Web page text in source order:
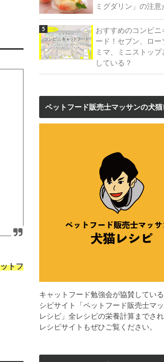
トフ
ミグダリン」の注意
おすすめのコンビニ
ード！セブン、ロー
ミマ、ミニストップ
している？
ペットフード販売士マッサンの犬
キャットフード勉強会が協賛してい
シピサイト「ペットフード販売士マ
レシピ」全レシピの栄養計算までさ
レシピサイトもぜひご覧ください。